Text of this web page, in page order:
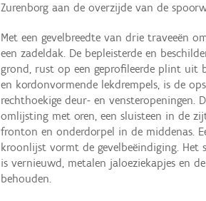
Zurenborg aan de overzijde van de
Met een gevelbreedte van drie traveeën
een zadeldak. De bepleisterde en
grond, rust op een geprofileerde plint uit
en kordonvormende lekdrempels, is de
rechthoekige deur- en vensteropeningen.
omlijsting met oren, een sluisteen in de
fronton en onderdorpel in de middenas.
kroonlijst vormt de gevelbeëindiging.
is vernieuwd, metalen jaloeziekapjes en
behouden.